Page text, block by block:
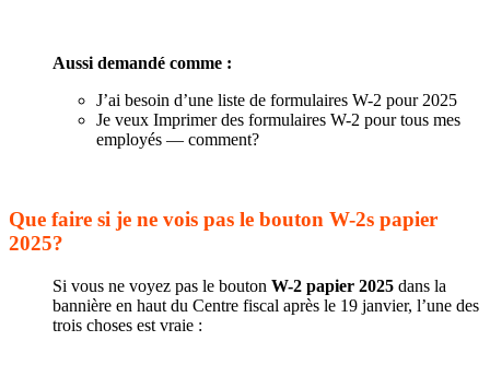
Aussi demandé comme :
J’ai besoin d’une liste de formulaires W-2 pour 2025
Je veux Imprimer des formulaires W-2 pour tous mes
employés — comment?
Que faire si je ne vois pas le bouton W-2s papier
2025?
Si vous ne voyez pas le bouton W-2 papier 2025 dans la
bannière en haut du Centre fiscal après le 19 janvier, l’une des
trois choses est vraie :